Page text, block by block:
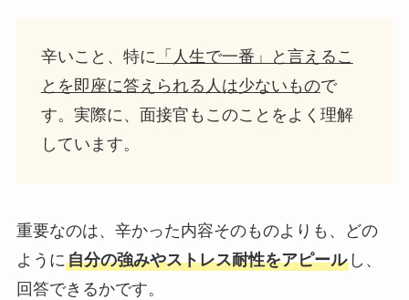
辛いこと、特に 「人生で一番」と言えるこ
とを即座に答えられる人は少ないもので
す。実際に、面接官もこのことをよく理解
しています。
重要なのは、辛かった内容そのものよりも、どの
ように自分の強みやストレス耐性をアピールし、
回答できるかです。